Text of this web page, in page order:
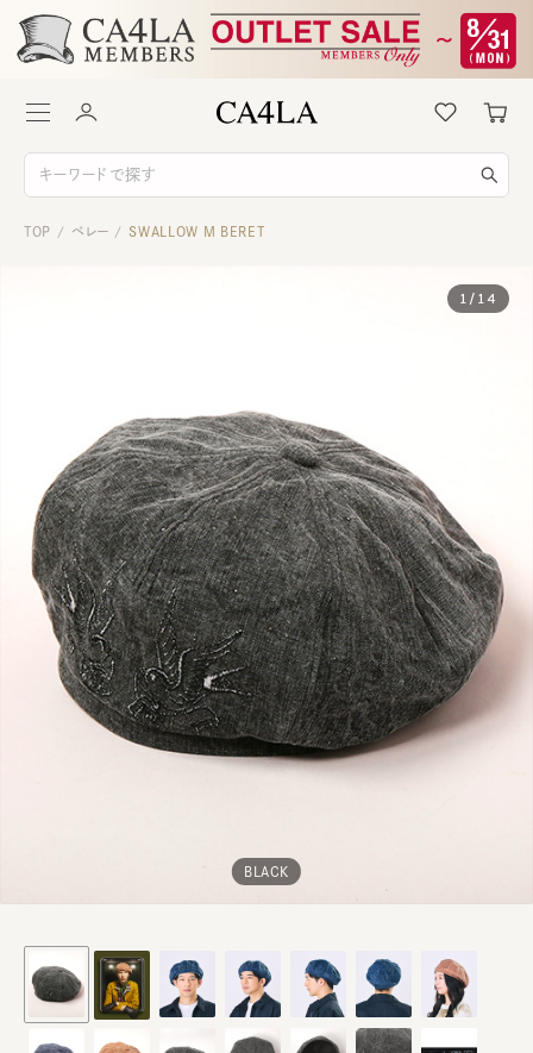
TOP / ベレー / SWALLOW M BERET
BLACK
1 / 14